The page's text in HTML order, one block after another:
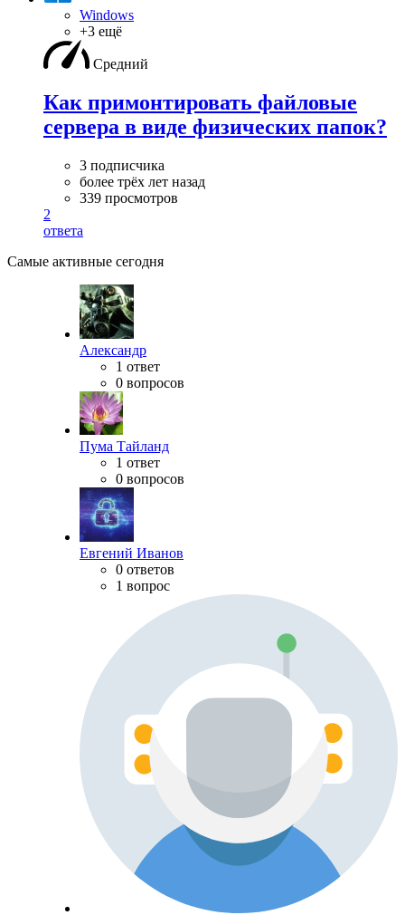
Windows
+3 ещё
Средний
Как примонтировать файловые
сервера в виде физических папок?
3 подписчика
более трёх лет назад
339 просмотров
2
ответа
Самые активные сегодня
Александр
1 ответ
0 вопросов
Пума Тайланд
1 ответ
0 вопросов
Евгений Иванов
0 ответов
1 вопрос